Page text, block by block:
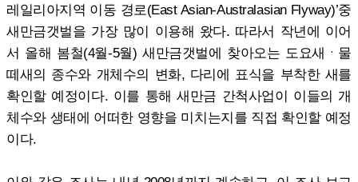
레일리아지역 이동 경로(East Asian-Australasian Flyway)’중
새만금갯벌을 가장 많이 이용해 왔다. 따라서 작년에 이어
서 올해 봄철(4월-5월) 새만금갯벌에 찾아오는 도요새ㆍ물
떼새의 종수와 개체수의 변화, 다리에 표식을 부착한 새를
확인할 예정이다. 이를 통해 새만금 간척사업이 이들의 개
체수와 생태에 어떠한 영향을 미치는지를 직접 확인할 예정
이다.